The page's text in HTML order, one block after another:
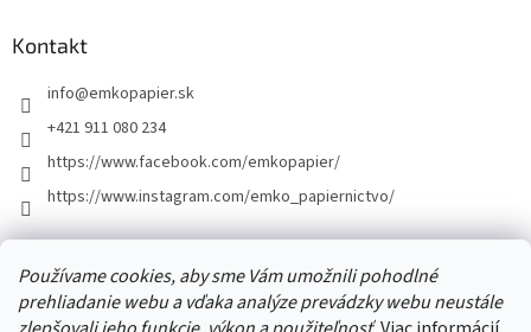
Používame cookies, aby sme Vám umožnili pohodlné
prehliadanie webu a vďaka analýze prevádzky webu neustále
v
k
y
v
p
i
s
Kontakt
info@emkopapier.sk
+421 911 080 234
https://www.facebook.com/emkopapier/
https://www.instagram.com/emko_papiernictvo/
Facebook